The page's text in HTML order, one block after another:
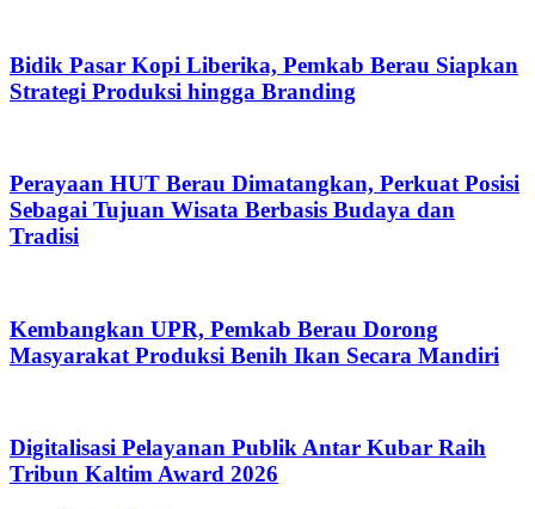
Bidik Pasar Kopi Liberika, Pemkab Berau Siapkan
Strategi Produksi hingga Branding
Perayaan HUT Berau Dimatangkan, Perkuat Posisi
Sebagai Tujuan Wisata Berbasis Budaya dan
Tradisi
Kembangkan UPR, Pemkab Berau Dorong
Masyarakat Produksi Benih Ikan Secara Mandiri
Digitalisasi Pelayanan Publik Antar Kubar Raih
Tribun Kaltim Award 2026